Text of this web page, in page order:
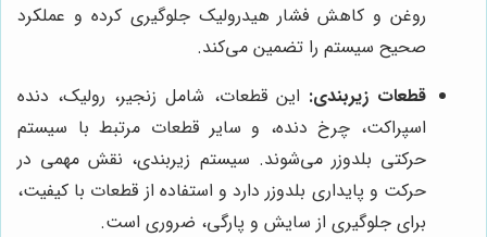
روغن و کاهش فشار هیدرولیک جلوگیری کرده و عملکرد
صحیح سیستم را تضمین می‌کند.
قطعات زیربندی: این قطعات، شامل زنجیر، رولیک، دنده
اسپراکت، چرخ دنده، و سایر قطعات مرتبط با سیستم
حرکتی بلدوزر می‌شوند. سیستم زیربندی، نقش مهمی در
حرکت و پایداری بلدوزر دارد و استفاده از قطعات با کیفیت،
برای جلوگیری از سایش و پارگی، ضروری است.